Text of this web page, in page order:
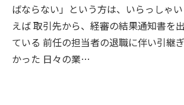
ばならない」という方は、いらっしゃ
えば 取引先から、経審の結果通知書を
ている 前任の担当者の退職に伴い引継
かった 日々の業…